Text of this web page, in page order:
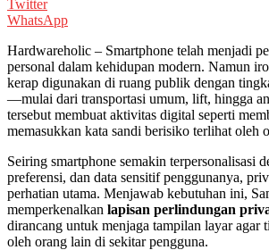
Twitter
WhatsApp
Hardwareholic – Smartphone telah menjadi
personal dalam kehidupan modern. Namun
kerap digunakan di ruang publik dengan
—mulai dari transportasi umum, lift, hingga
tersebut membuat aktivitas digital seperti
memasukkan kata sandi berisiko terlihat oleh
Seiring smartphone semakin terpersonalisasi
preferensi, dan data sensitif penggunanya,
perhatian utama. Menjawab kebutuhan ini,
memperkenalkan lapisan perlindungan
dirancang untuk menjaga tampilan layar agar
oleh orang lain di sekitar pengguna.